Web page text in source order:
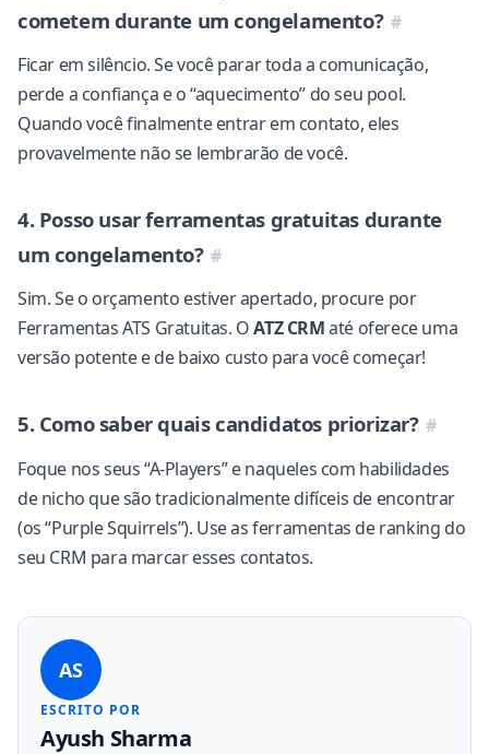
cometem durante um congelamento?
Ficar em silêncio. Se você parar toda a comunicação,
perde a confiança e o “aquecimento” do seu pool.
Quando você finalmente entrar em contato, eles
provavelmente não se lembrarão de você.
4. Posso usar ferramentas gratuitas durante
um congelamento?
Sim. Se o orçamento estiver apertado, procure por
Ferramentas ATS Gratuitas. OATZ CRMaté oferece uma
versão potente e de baixo custo para você começar!
5. Como saber quais candidatos priorizar?
Foque nos seus “A-Players” e naqueles com habilidades
de nicho que são tradicionalmente difíceis de encontrar
(os “Purple Squirrels”). Use as ferramentas de ranking do
seu CRM para marcar esses contatos.
AS
ESCRITO POR
Ayush Sharma